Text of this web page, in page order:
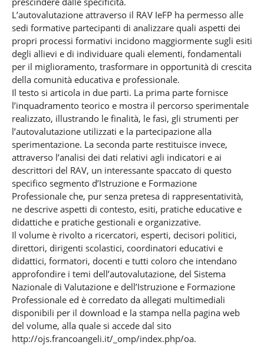
L’autovalutazione attraverso il RAV IeFP ha permesso alle
sedi formative partecipanti di analizzare quali aspetti dei
propri processi formativi incidono maggiormente sugli esiti
degli allievi e di individuare quali elementi, fondamentali
per il miglioramento, trasformare in opportunità di crescita
della comunità educativa e professionale.
Il testo si articola in due parti. La prima parte fornisce
l’inquadramento teorico e mostra il percorso sperimentale
realizzato, illustrando le finalità, le fasi, gli strumenti per
l’autovalutazione utilizzati e la partecipazione alla
sperimentazione. La seconda parte restituisce invece,
attraverso l’analisi dei dati relativi agli indicatori e ai
descrittori del RAV, un interessante spaccato di questo
specifico segmento d’Istruzione e Formazione
Professionale che, pur senza pretesa di rappresentatività,
ne descrive aspetti di contesto, esiti, pratiche educative e
didattiche e pratiche gestionali e organizzative.
Il volume è rivolto a ricercatori, esperti, decisori politici,
direttori, dirigenti scolastici, coordinatori educativi e
didattici, formatori, docenti e tutti coloro che intendano
approfondire i temi dell’autovalutazione, del Sistema
Nazionale di Valutazione e dell’Istruzione e Formazione
Professionale ed è corredato da allegati multimediali
disponibili per il download e la stampa nella pagina web
del volume, alla quale si accede dal sito
http://ojs.francoangeli.it/_omp/index.php/oa.